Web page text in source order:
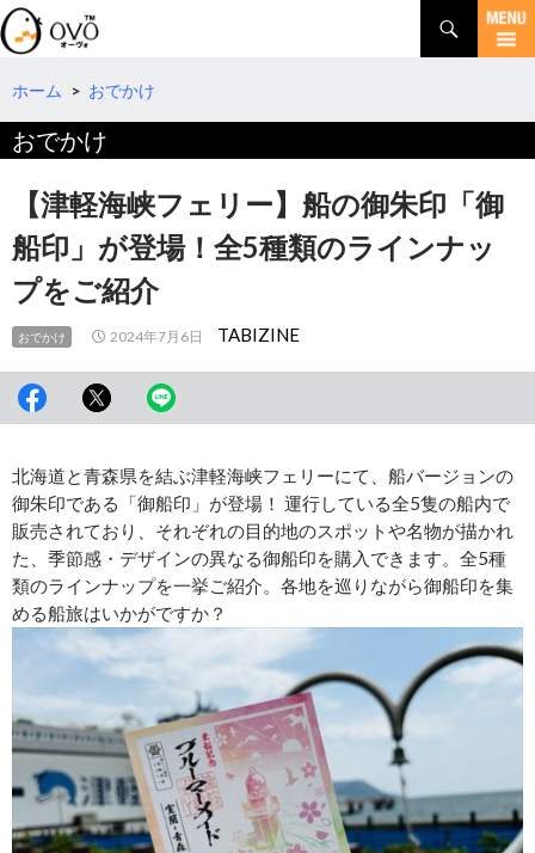
検
索
コ
テ
ツ
へ
ホーム > おでかけ
おでかけ
【津軽海峡フェリー】船の御朱印「御
船印」が登場！全5種類のラインナッ
プをご紹介
おでかけ 2024年7月6日 TABIZINE
北海道と青森県を結ぶ津軽海峡フェリーにて、船バージョンの
御朱印である「御船印」が登場！ 運行している全5隻の船内で
販売されており、それぞれの目的地のスポットや名物が描かれ
た、季節感・デザインの異なる御船印を購入できます。全5種
類のラインナップを一挙ご紹介。各地を巡りながら御船印を集
める船旅はいかがですか？